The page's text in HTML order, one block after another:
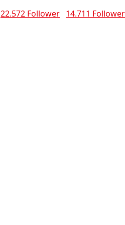
22.572 Follower 14.711 Follower